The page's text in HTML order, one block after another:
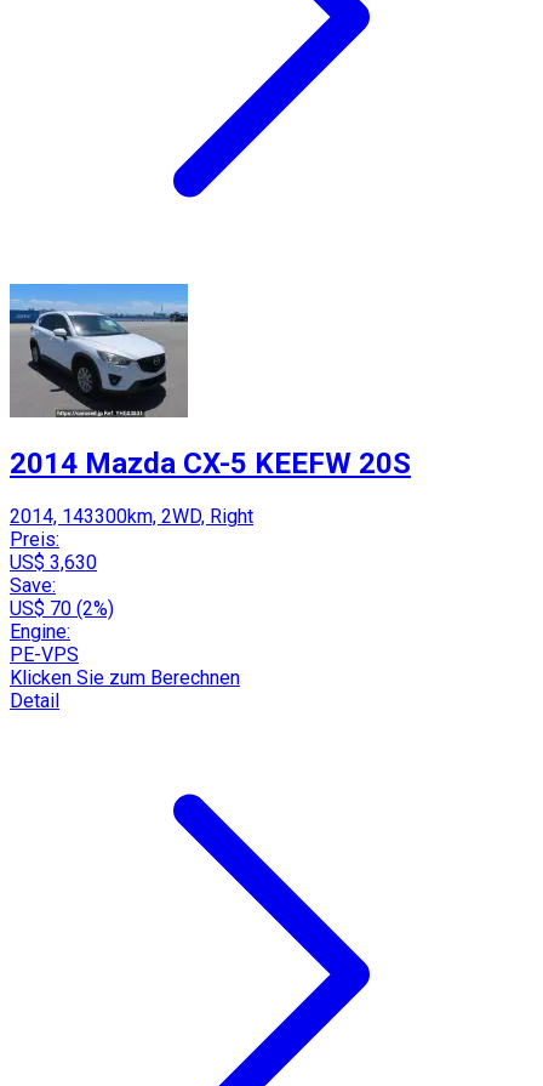
2014 Mazda CX-5 KEEFW 20S
2014, 143300km, 2WD, Right
Preis:
US$ 3,630
Save:
US$ 70 (2%)
Engine:
PE-VPS
Klicken Sie zum Berechnen
Detail